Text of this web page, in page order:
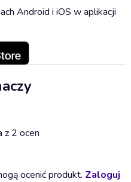
Android i iOS w aplikacji
z 2 ocen
ocenić produkt. Zaloguj